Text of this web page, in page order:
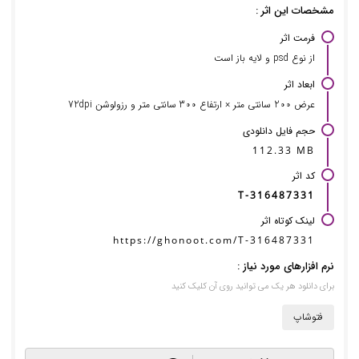
مشخصات این اثر :
فرمت اثر
از نوع psd و لایه باز است
ابعاد اثر
عرض 200 سانتی متر × ارتفاع 300 سانتی متر و رزولوشن 72dpi
حجم فایل دانلودی
112.33 MB
کد اثر
T-316487331
لینک کوتاه اثر
https://ghonoot.com/T-316487331
نرم افزارهای مورد نیاز :
برای دانلود هر یک می توانید روی آن کلیک کنید
فتوشاپ